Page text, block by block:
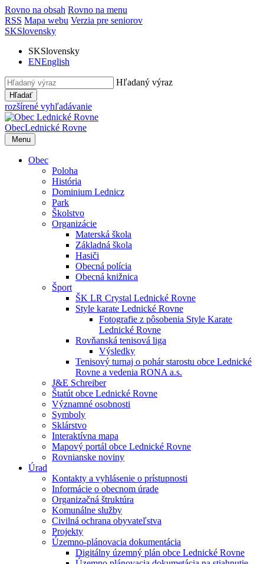
Rovno na obsah Rovno na menu
RSS Mapa webu Verzia pre seniorov
SKSlovensky
SKSlovensky
ENEnglish
Hľadaný výraz
Hľadať
rozšírené vyhľadávanie
ObecLednické Rovne
Menu
Obec
Poloha
História
Dominium Lednicz
Park
Školstvo
Organizácie
Materská škola
Základná škola
Hasiči
Obecná polícia
Obecná knižnica
Šport
ŠK LR Crystal Lednické Rovne
Style karate Lednické Rovne
Fotografie z pôsobenia Style Karate
Lednické Rovne
Rovňanská tenisová liga
Výsledky
Tenisový turnaj o pohár starostu obce Lednické
Rovne a vedenia RONA a.s.
J&E Schreiber
Štatút obce Lednické Rovne
Významné osobnosti
Symboly
Sklárstvo
Interaktívna mapa
Mapový portál obce Lednické Rovne
Rovnianske noviny
Úrad
Kontakty a vyhlásenie o prístupnosti
Informácie o obecnom úrade
Organizačná štruktúra
Komunálne služby
Civilná ochrana obyvateľstva
Projekty
Územno-plánovacia dokumentácia
Digitálny územný plán obce Lednické Rovne